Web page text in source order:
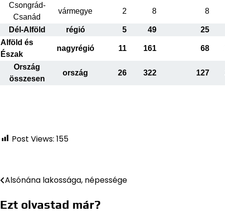
Csongrád-
Csanád
vármegye 2 8 8
Dél-Alföld régió 5 49 25
Alföld és
Észak
nagyrégió 11 161 68
Ország
összesen
ország 26 322 127
Post Views: 155
Bejegyzés
navigáció
Alsónána lakossága, népessége
Ezt olvastad már?